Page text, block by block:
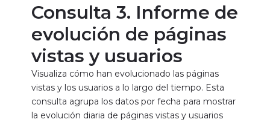
Consulta 3. Informe de
evolución de páginas
vistas y usuarios
Visualiza cómo han evolucionado las páginas
vistas y los usuarios a lo largo del tiempo. Esta
consulta agrupa los datos por fecha para mostrar
la evolución diaria de páginas vistas y usuarios